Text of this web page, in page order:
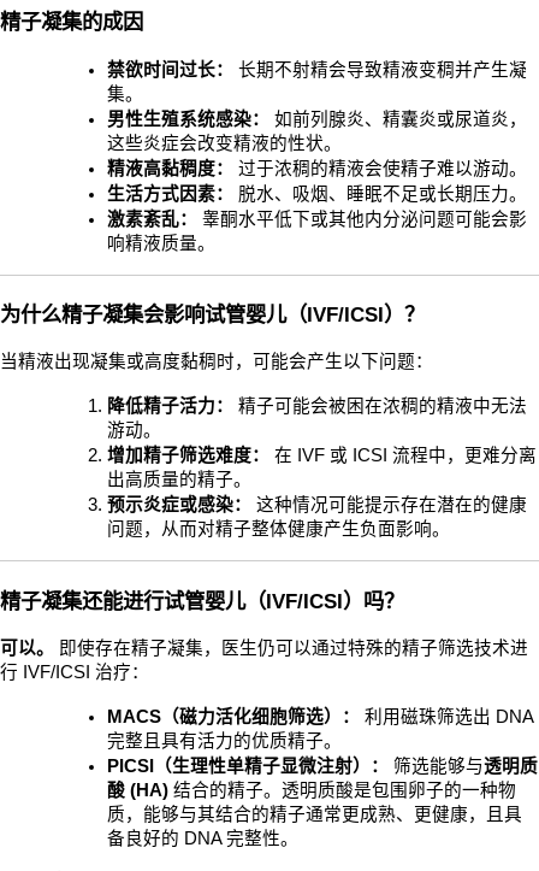
精子凝集的成因
禁欲时间过长：
长期不射精会导致精液变稠并产生凝
集。
男性生殖系统感染：
如前列腺炎、精囊炎或尿道炎，
这些炎症会改变精液的性状。
精液高黏稠度：
过于浓稠的精液会使精子难以游动。
生活方式因素：
脱水、吸烟、睡眠不足或长期压力。
激素紊乱：
睾酮水平低下或其他内分泌问题可能会影
响精液质量。
为什么精子凝集会影响试管婴儿（IVF/ICSI）？
当精液出现凝集或高度黏稠时，可能会产生以下问题：
降低精子活力：
精子可能会被困在浓稠的精液中无法
游动。
增加精子筛选难度：
在 IVF 或 ICSI 流程中，更难分离
出高质量的精子。
预示炎症或感染：
这种情况可能提示存在潜在的健康
问题，从而对精子整体健康产生负面影响。
精子凝集还能进行试管婴儿（IVF/ICSI）吗？
可以。
即使存在精子凝集，医生仍可以通过特殊的精子筛选技术进
行 IVF/ICSI 治疗：
MACS（磁力活化细胞筛选）：
利用磁珠筛选出 DNA
完整且具有活力的优质精子。
PICSI（生理性单精子显微注射）：
筛选能够与透明质
酸 (HA) 结合的精子。透明质酸是包围卵子的一种物
质，能够与其结合的精子通常更成熟、更健康，且具
备良好的 DNA 完整性。